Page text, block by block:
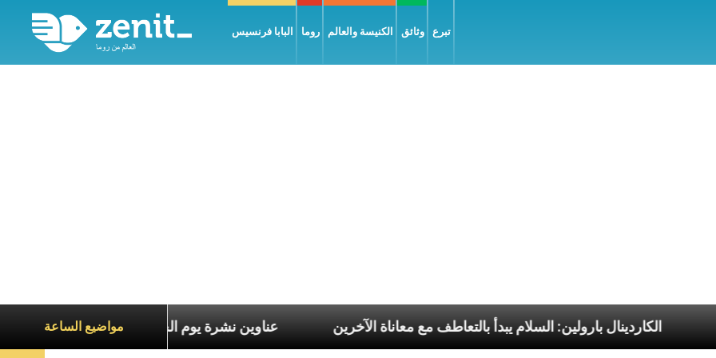
البابا فرنسيس روما الكنيسة والعالم وثائق تبرع
مواضيع الساعة
عناوين نشرة يوم الجمعة 7 آب 2026: السلام يُبنى بصبر يومًا بعد يوم الكاردينال بارولين: السلام يبدأ بالتعاطف مع معاناة الآخرين الرسوليّة